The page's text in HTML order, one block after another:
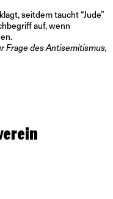
seitdem taucht “Jude”
auf, wenn
Frage des Antisemitismus,